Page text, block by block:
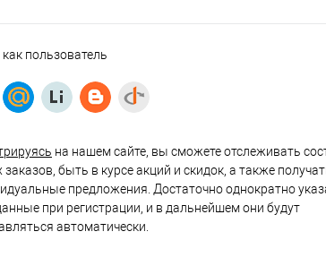
пользователь
на нашем сайте, вы сможете отслеживать
заказов, быть в курсе акций и скидок, а также
предложения. Достаточно однократно
при регистрации, и в дальнейшем они будут
автоматически.